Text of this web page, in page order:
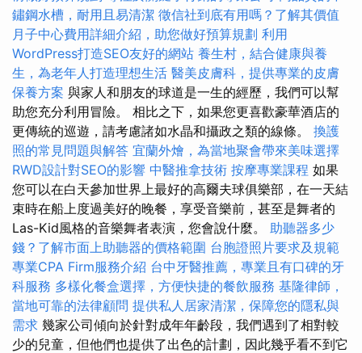
鏽鋼水槽，耐用且易清潔 徵信社到底有用嗎？了解其價值
月子中心費用詳細介紹，助您做好預算規劃 利用
WordPress打造SEO友好的網站 養生村，結合健康與養
生，為老年人打造理想生活 醫美皮膚科，提供專業的皮膚
保養方案 與家人和朋友的球道是一生的經歷，我們可以幫
助您充分利用冒險。 相比之下，如果您更喜歡豪華酒店的
更傳統的巡遊，請考慮諸如水晶和攝政之類的線條。 換護
照的常見問題與解答 宜蘭外燴，為當地聚會帶來美味選擇
RWD設計對SEO的影響 中醫推拿技術 按摩專業課程 如果
您可以在白天參加世界上最好的高爾夫球俱樂部，在一天結
束時在船上度過美好的晚餐，享受音樂前，甚至是舞者的
Las-Kid風格的音樂舞者表演，您會說什麼。 助聽器多少
錢？了解市面上助聽器的價格範圍 台胞證照片要求及規範
專業CPA Firm服務介紹 台中牙醫推薦，專業且有口碑的牙
科服務 多樣化餐盒選擇，方便快捷的餐飲服務 基隆律師，
當地可靠的法律顧問 提供私人居家清潔，保障您的隱私與
需求 幾家公司傾向於針對成年年齡段，我們遇到了相對較
少的兒童，但他們也提供了出色的計劃，因此幾乎看不到它